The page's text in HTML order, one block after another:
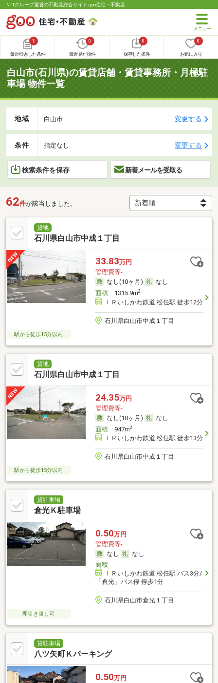
NTTグループ運営の不動産総合サイト goo住宅・不動産
1
最近検索した条件
0
最近見た物件
0
保存した条件
0
お気に入り
白山市(石川県)の賃貸店舗・賃貸事務所・月極駐
車場 物件一覧
地域 白山市 変更する
条件 指定なし 変更する
検索条件を保存 新着メールを受取る
62件が該当しました。
貸地
石川県白山市中成１丁目
33.83万円
管理費等-
なし(10ヶ月)
なし
面積1315.9m2
ＩＲいしかわ鉄道 松任駅 徒歩12分
石川県白山市中成１丁目
駅から徒歩15分以内
貸地
石川県白山市中成１丁目
24.35万円
管理費等-
なし(10ヶ月)
なし
面積947m2
ＩＲいしかわ鉄道 松任駅 徒歩13分
石川県白山市中成１丁目
駅から徒歩15分以内
貸駐車場
倉光Ｋ駐車場
0.50万円
管理費等-
なし
なし
面積-
ＩＲいしかわ鉄道 松任駅 バス3分/
「倉光」バス停 停歩1分
石川県白山市倉光１丁目
即引き渡し可
貸駐車場
八ツ矢町Ｋパーキング
0.50万円